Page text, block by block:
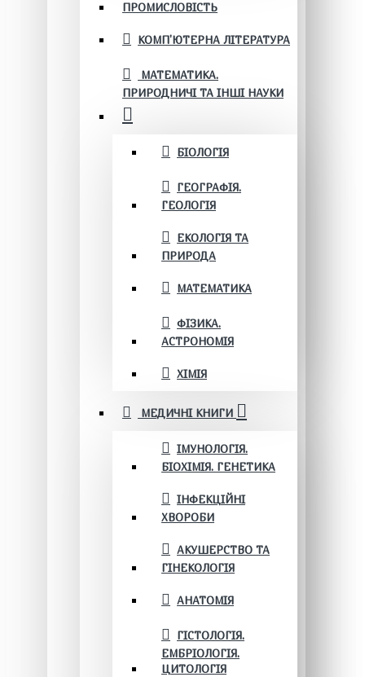
ПРОМИСЛОВІСТЬ
КОМП'ЮТЕРНА ЛІТЕРАТУРА
МАТЕМАТИКА.
ПРИРОДНИЧІ ТА ІНШІ НАУКИ
БІОЛОГІЯ
ГЕОГРАФІЯ.
ГЕОЛОГІЯ
ЕКОЛОГІЯ ТА
ПРИРОДА
МАТЕМАТИКА
ФІЗИКА.
АСТРОНОМІЯ
ХІМІЯ
МЕДИЧНІ КНИГИ
ІМУНОЛОГІЯ.
БІОХІМІЯ. ГЕНЕТИКА
ІНФЕКЦІЙНІ
ХВОРОБИ
АКУШЕРСТВО ТА
ГІНЕКОЛОГІЯ
АНАТОМІЯ
ГІСТОЛОГІЯ.
ЕМБРІОЛОГІЯ.
ЦИТОЛОГІЯ